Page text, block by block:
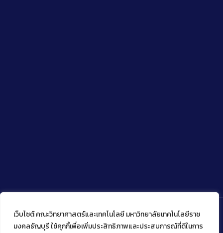
เว็บไซต์ คณะวิทยาศาสตร์และเทคโนโลยี มหาวิทยาลัยเทคโนโลยีราช
มงคลธัญบุรี ใช้คุกกี้เพื่อเพิ่มประสิทธิภาพและประสบการณ์ที่ดีในการ